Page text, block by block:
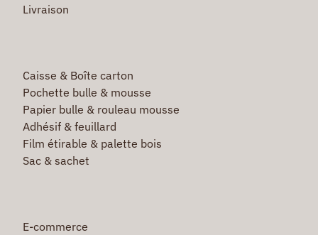
Livraison
Caisse & Boîte carton
Pochette bulle & mousse
Papier bulle & rouleau mousse
Adhésif & feuillard
Film étirable & palette bois
Sac & sachet
E-commerce